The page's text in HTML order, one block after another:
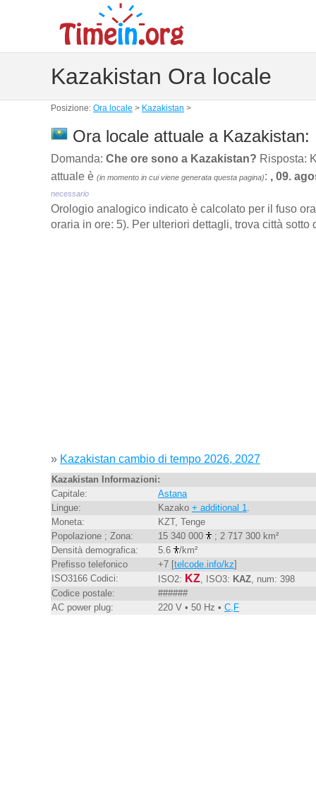
Kazakistan Ora locale
Posizione: Ora locale > Kazakistan >
Ora locale attuale a Kazakistan:
Domanda: Che ore sono a Kazakistan? Risposta:
attuale è (in momento in cui viene generata questa pagina): , 09.
necessario
Orologio analogico indicato è calcolato per il fuso
oraria in ore: 5). Per ulteriori dettagli, trova città
» Kazakistan cambio di tempo 2026, 2027
Kazakistan Informazioni:
Capitale:
Astana
Lingue:
Kazako + additional 1.
Moneta:
KZT, Tenge
Popolazione ; Zona:
15 340 000
; 2 717 300 km²
Densità demografica:
5.6
/km²
Prefisso telefonico
+7 [telcode.info/kz]
ISO3166 Codici:
ISO2: KZ, ISO3: KAZ, num: 398
Codice postale:
######
AC power plug:
220 V • 50 Hz • C,F